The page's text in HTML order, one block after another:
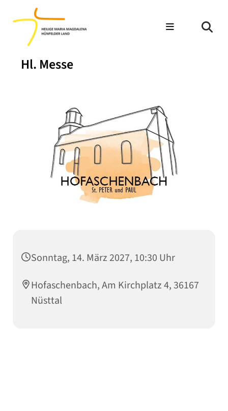
Hl. Messe
Sonntag, 14. März 2027, 10:30 Uhr
Hofaschenbach, Am Kirchplatz 4, 36167
Nüsttal